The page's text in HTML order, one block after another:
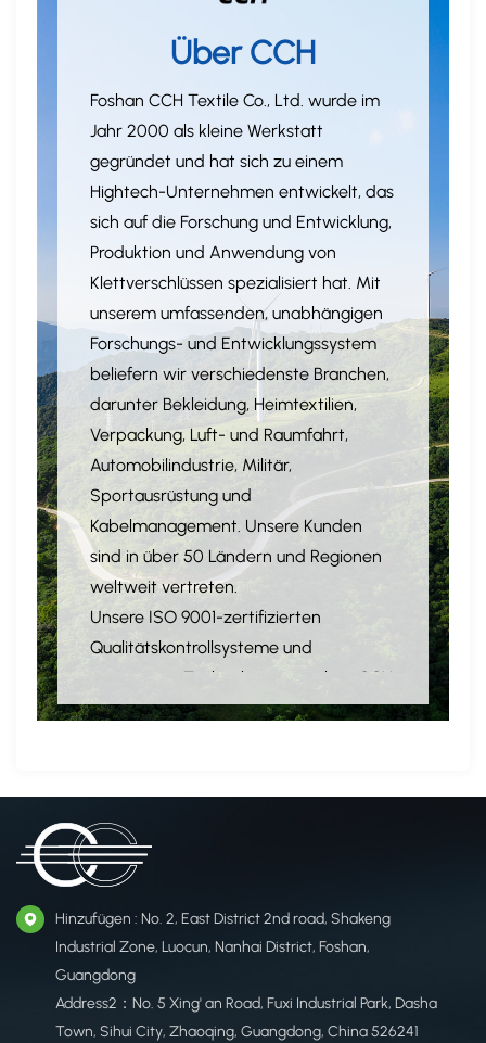
Über CCH
Foshan CCH Textile Co., Ltd. wurde im
Jahr 2000 als kleine Werkstatt
gegründet und hat sich zu einem
Hightech-Unternehmen entwickelt, das
sich auf die Forschung und Entwicklung,
Produktion und Anwendung von
Klettverschlüssen spezialisiert hat. Mit
unserem umfassenden, unabhängigen
Forschungs- und Entwicklungssystem
beliefern wir verschiedenste Branchen,
darunter Bekleidung, Heimtextilien,
Verpackung, Luft- und Raumfahrt,
Automobilindustrie, Militär,
Sportausrüstung und
Kabelmanagement. Unsere Kunden
sind in über 50 Ländern und Regionen
weltweit vertreten.
Unsere ISO 9001-zertifizierten
Qualitätskontrollsysteme und
innovativen Technologien machen CCH
zu einem Branchenführer in China und
Anforderungen der Kunden weltweit
gerecht werden.
Hinzufügen : No. 2, East District 2nd road, Shakeng
Industrial Zone, Luocun, Nanhai District, Foshan,
Guangdong
Address2：No. 5 Xing' an Road, Fuxi Industrial Park, Dasha
Town, Sihui City, Zhaoqing, Guangdong, China 526241